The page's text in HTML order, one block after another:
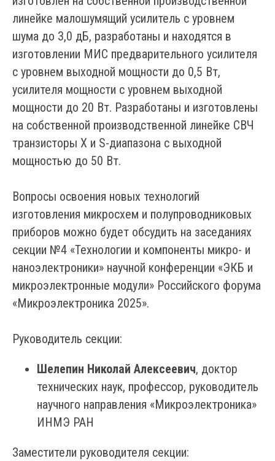
линейке малошумящий усилитель с уровнем
шума до 3,0 дБ, разработаны и находятся в
изготовлении МИС предварительного усилителя
с уровнем выходной мощности до 0,5 Вт,
усилителя мощности с уровнем выходной
мощности до 20 Вт. Разработаны и изготовлены
на собственной производственной линейке СВЧ
транзисторы Х и S-диапазона с выходной
мощностью до 50 Вт.
Вопросы освоения новых технологий
изготовления микросхем и полупроводниковых
приборов можно будет обсудить на заседаниях
секции №4 «Технологии и компоненты микро- и
наноэлектроники» научной конференции «ЭКБ и
микроэлектронные модули» Российского форума
«Микроэлектроника 2025».
Руководитель секции:
Шелепин Николай Алексеевич, доктор
технических наук, профессор, руководитель
научного направления «Микроэлектроника»
ИНМЭ РАН
Заместители руководителя секции: